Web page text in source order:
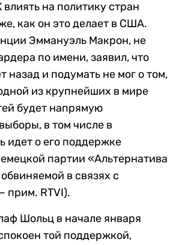
влиять на политику стран
как он это делает в США.
Эммануэль Макрон, не
по имени, заявил, что
назад и подумать не мог о том,
из крупнейших в мире
будет напрямую
в том числе в
идет о его поддержке
партии «Альтернатива
в связях с
прим. RTVI).
Шольц в начале января
той поддержкой,